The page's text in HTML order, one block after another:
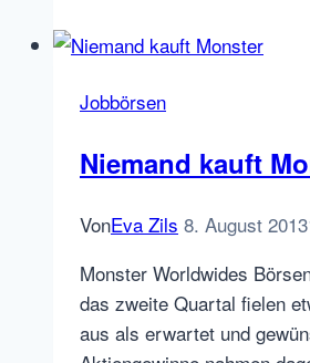
den
Jobbörsen
Niemand kauft
VonEva Zils 8. August 2013
Monster Worldwides
das zweite Quartal fielen
aus als erwartet und